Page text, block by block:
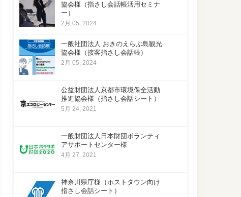
協会様（指さし会話帳活用セミナ
ー）
2月 05, 2024
一般社団法人 おきのえらぶ島観光
協会様（接客指さし会話帳）
2月 05, 2024
公益財団法人京都市環境保全活動
推進協会様（指さし会話シート）
5月 24, 2021
一般財団法人日本財団ボランティ
アサポートセンター様
4月 27, 2021
神奈川県庁様（ホストタウン向け
指さし会話シート）